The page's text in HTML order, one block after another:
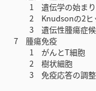
1 遺伝学の始まり
2 Knudsonの2ヒ
3 遺伝性腫瘍症候
7 腫瘍免疫
1 がんとT細胞
2 樹状細胞
3 免疫応答の調整